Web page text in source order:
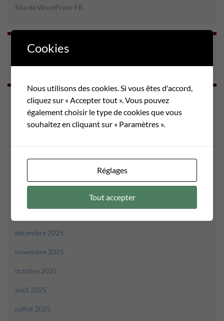
Site de WordPress-FR
COMPTEUR PAGES VISITÉES
ARCHIVES
juin 2026
décembre 2025
novembre 2025
octobre 2025
août 2025
juillet 2025
Cookies
Nous utilisons des cookies. Si vous êtes d'accord,
cliquez sur « Accepter tout ». Vous pouvez
également choisir le type de cookies que vous
souhaitez en cliquant sur « Paramètres ».
Réglages
Tout accepter